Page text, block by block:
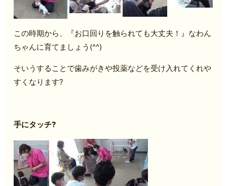
この時期から、『お口回りを触られても大丈夫！』なわん
ちゃんに育てましょう(^^)
そいうすることで歯みがきや投薬などを受け入れてくれや
すくなります?
手にタッチ?